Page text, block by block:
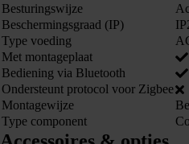
Besturingswijze
Beschermingsgraad (IP)
Type voeding
Met montageplaat
Bediening via Bluetooth
Ondersteunt protocol voor Zigbee
Montagewijze
Type component